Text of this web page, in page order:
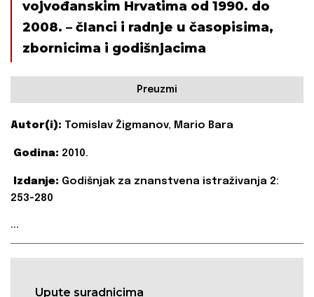
vojvođanskim Hrvatima od 1990. do
2008. – članci i radnje u časopisima,
zbornicima i godišnjacima
Preuzmi
Autor(i): Tomislav Žigmanov, Mario Bara
Godina: 2010.
Izdanje: Godišnjak za znanstvena istraživanja 2:
253-280
...
Upute suradnicima